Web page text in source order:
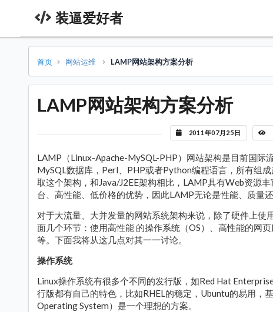
装逼爱好者
首页 网站运维 LAMP网站架构方案分析
LAMP网站架构方案分析
2011年07月25日
LAMP（Linux-Apache-MySQL-PHP）网站架构是目前国际
MySQL数据库，Perl、PHP或者Python编程语言，所有组
取这个架构，和Java/J2EE架构相比，LAMP具有Web资源
台、高性能、低价格的优势，因此LAMP无论是性能、质量
对于大流量、大并发量的网站系统架构来说，除了硬件上
面几个环节：使用高性能 的操作系统（OS）、高性能的网
等。下面我将从这几点对其一一讨论。
操作系统
Linux操作系统有很多个不同的发行版，如Red Hat
行版都有自己的特色，比如RHEL的稳定，Ubuntu的易用，
Operating System）是一个理想的方案。